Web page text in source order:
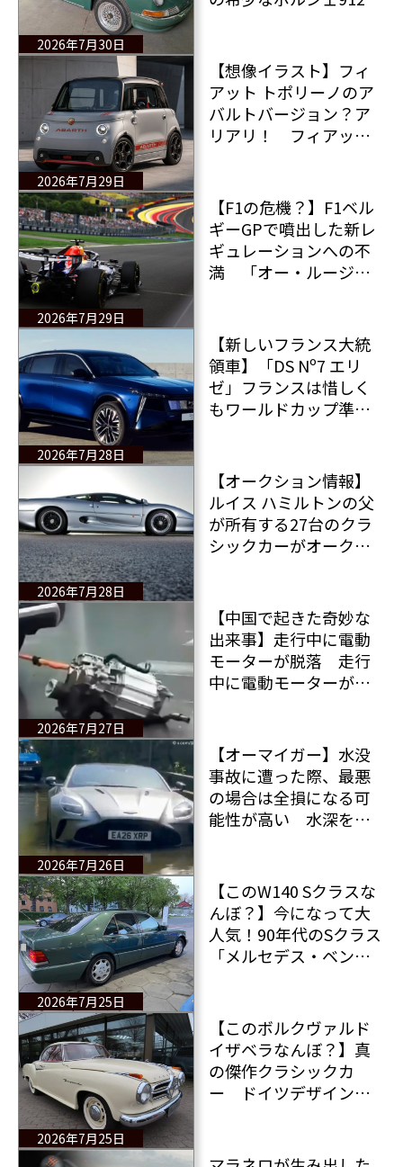
2026年7月30日
は…
2026年7月29日
【想像イラスト】フィ
アット トポリーノのア
バルトバージョン？ア
リアリ！ フィアット
中 そしてその実現性
は高い！
2026年7月29日
【F1の危機？】F1ベル
ギーGPで噴出した新レ
ギュレーションへの不
満 「オー・ルージュ
は“勇気のコーナー”を
失いつつある ドライ
バーたちが警鐘を鳴ら
す
2026年7月28日
【新しいフランス大統
領車】「DS Nº7 エリ
ゼ」フランスは惜しく
もワールドカップ準決
用車が与えられる
（笑）
2026年7月28日
【オークション情報】
ルイス ハミルトンの父
が所有する27台のクラ
シックカーがオークシ
円と想定されている！
2026年7月27日
【中国で起きた奇妙な
出来事】走行中に電動
モーターが脱落 走行
中に電動モーターが外
ことなのか？ 動画付
きレポート
2026年7月26日
【オーマイガー】水没
事故に遭った際、最悪
の場合は全損になる可
能性が高い 水深を過
のドライバーが水
没・・・
2026年7月25日
【このW140 Sクラスな
んぼ？】今になって大
人気！90年代のSクラス
「メルセデス・ベンツ
距離？たった16万kmで
す（笑）
2026年7月25日
【このボルクヴァルド
イザベラなんぼ？】真
の傑作クラシックカ
ー ドイツデザインの
ベラTSクーペ」販売